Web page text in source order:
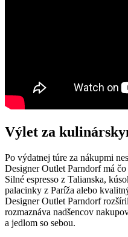
Výlet za
Po výdatnej túre za nákupmi
Designer Outlet Parndorf má
Silné espresso z Talianska,
palacinky z Paríža alebo
Designer Outlet Parndorf
rozmaznáva nadšencov
a jedlom so sebou.